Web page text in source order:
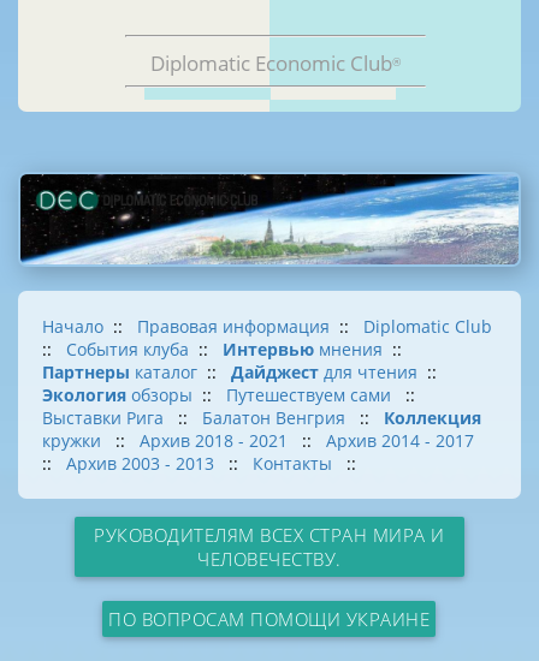
Diplomatic Economic Club®
Начало :: Правовая информация :: Diplomatic Club
:: События клуба :: Интервью мнения ::
Партнеры каталог :: Дайджест для чтения ::
Экология обзоры :: Путешествуем сами
::
Выставки Рига
:: Балатон Венгрия :: Коллекция
кружки
:: Архив 2018 - 2021 :: Архив 2014 - 2017
:: Архив 2003 - 2013 :: Контакты ::
РУКОВОДИТЕЛЯМ ВСЕХ СТРАН МИРА И
ЧЕЛОВЕЧЕСТВУ.
ПО ВОПРОСАМ ПОМОЩИ УКРАИНЕ